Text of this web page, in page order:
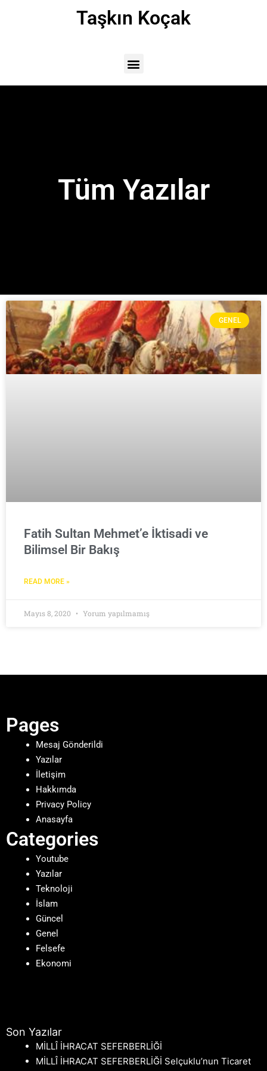
Taşkın Koçak
Tüm Yazılar
GENEL
Fatih Sultan Mehmet’e İktisadi ve
Bilimsel Bir Bakış
READ MORE »
Mayıs 8, 2020 Yorum yapılmamış
Pages
Mesaj Gönderildi
Yazılar
İletişim
Hakkımda
Privacy Policy
Anasayfa
Categories
Youtube
Yazılar
Teknoloji
İslam
Güncel
Genel
Felsefe
Ekonomi
Son Yazılar
MİLLÎ İHRACAT SEFERBERLİĞİ
MİLLÎ İHRACAT SEFERBERLİĞİ Selçuklu’nun Ticaret